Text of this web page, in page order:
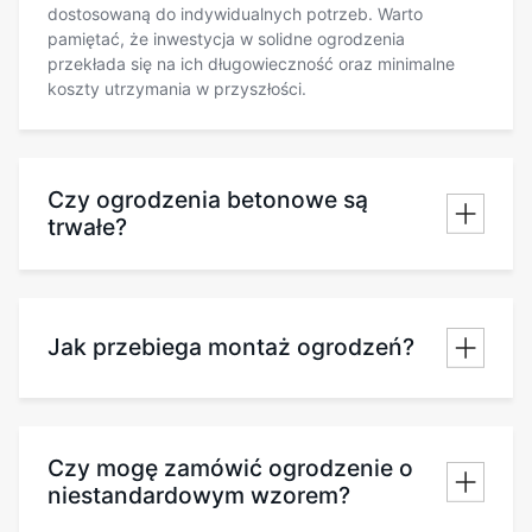
dostosowaną do indywidualnych potrzeb. Warto
pamiętać, że inwestycja w solidne ogrodzenia
przekłada się na ich długowieczność oraz minimalne
koszty utrzymania w przyszłości.
Czy ogrodzenia betonowe są
trwałe?
Jak przebiega montaż ogrodzeń?
Czy mogę zamówić ogrodzenie o
niestandardowym wzorem?